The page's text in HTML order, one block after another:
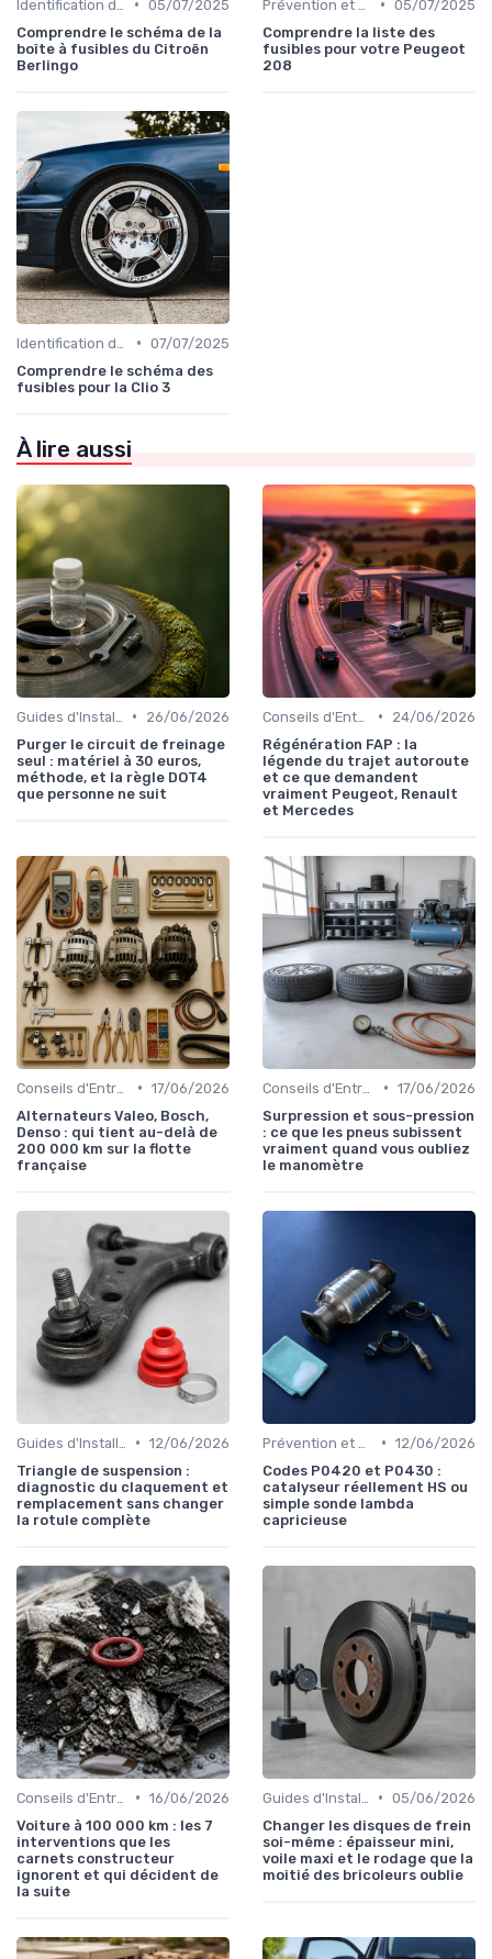
05/07/2025
Comprendre le schéma de la
boîte à fusibles du Citroën
Berlingo
05/07/2025
Comprendre la liste des
fusibles pour votre Peugeot
208
• 07/07/2025
Comprendre le schéma des
fusibles pour la Clio 3
À lire aussi
•
26/06/2026
Purger le circuit de freinage
seul : matériel à 30 euros,
méthode, et la règle DOT4
que personne ne suit
•
24/06/2026
Régénération FAP : la
légende du trajet autoroute
et ce que demandent
vraiment Peugeot, Renault
et Mercedes
• 17/06/2026
Alternateurs Valeo, Bosch,
Denso : qui tient au-delà de
200 000 km sur la flotte
française
• 17/06/2026
Surpression et sous-pression
: ce que les pneus subissent
vraiment quand vous oubliez
le manomètre
• 12/06/2026
Triangle de suspension :
diagnostic du claquement et
remplacement sans changer
la rotule complète
• 12/06/2026
Codes P0420 et P0430 :
catalyseur réellement HS ou
simple sonde lambda
capricieuse
• 16/06/2026
Voiture à 100 000 km : les 7
interventions que les
carnets constructeur
ignorent et qui décident de
la suite
• 05/06/2026
Changer les disques de frein
soi-même : épaisseur mini,
voile maxi et le rodage que la
moitié des bricoleurs oublie